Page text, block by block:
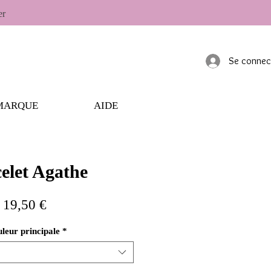
Se
AIDE
Agathe
19,50 €Prix
principale *